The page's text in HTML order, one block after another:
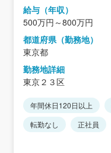
給与（年収）
500万円～800万円
都道府県（勤務地）
東京都
勤務地詳細
東京２３区
年間休日120日以上
転勤なし
正社員